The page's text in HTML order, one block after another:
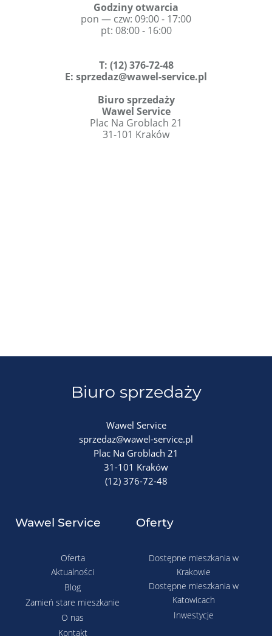
Godziny otwarcia
pon — czw: 09:00 - 17:00
pt: 08:00 - 16:00
T: (12) 376-72-48
E: sprzedaz@wawel-service.pl
Biuro sprzedaży
Wawel Service
Plac Na Groblach 21
31-101 Kraków
Biuro sprzedaży
Wawel Service
sprzedaz@wawel-service.pl
Plac Na Groblach 21
31-101 Kraków
(12) 376-72-48
Wawel Service
Oferta
Aktualności
Blog
Zamień stare mieszkanie
O nas
Kontakt
Oferty
Dostępne mieszkania w
Krakowie
Dostępne mieszkania w
Katowicach
Inwestycje